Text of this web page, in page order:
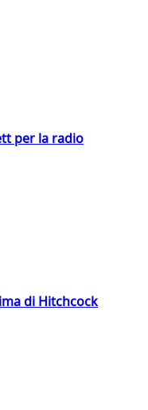
per la radio
di Hitchcock